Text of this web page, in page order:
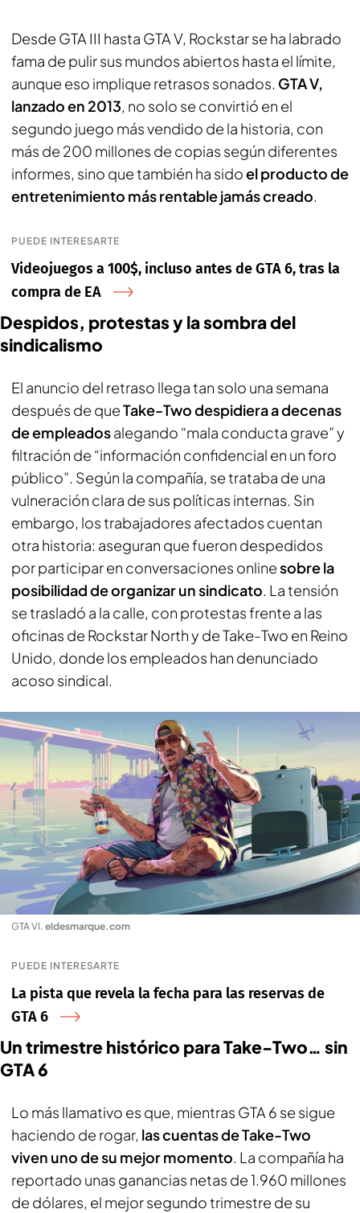
Desde GTA III hasta GTA V, Rockstar se ha labrado
fama de pulir sus mundos abiertos hasta el límite,
aunque eso implique retrasos sonados. GTA V,
lanzado en 2013, no solo se convirtió en el
segundo juego más vendido de la historia, con
más de 200 millones de copias según diferentes
informes, sino que también ha sidoel producto de
entretenimiento más rentable jamás creado.
PUEDE INTERESARTE
Videojuegos a 100$, incluso antes de GTA 6, tras la
compra de EA
Despidos, protestas y la sombra del
sindicalismo
El anuncio del retraso llega tan solo una semana
después de queTake-Two despidiera a decenas
de empleadosalegando “mala conducta grave” y
filtración de “información confidencial en un foro
público”. Según la compañía, se trataba de una
vulneración clara de sus políticas internas. Sin
embargo, los trabajadores afectados cuentan
otra historia: aseguran que fueron despedidos
por participar en conversaciones onlinesobre la
posibilidad de organizar un sindicato. La tensión
se trasladó a la calle, con protestas frente a las
oficinas de Rockstar Northy deTake-Two en Reino
Unido, donde los empleados han denunciado
acoso sindical.
GTA VI. eldesmarque.com
PUEDE INTERESARTE
La pista que revela la fecha para las reservas de
GTA 6
Un trimestre histórico para Take-Two… sin
GTA 6
Lo más llamativo es que, mientras GTA 6 se sigue
haciendo de rogar, las cuentas de Take-Two
viven uno de su mejor momento. La compañía ha
reportado unas ganancias netas de 1.960 millones
de dólares, el mejor segundo trimestre de su